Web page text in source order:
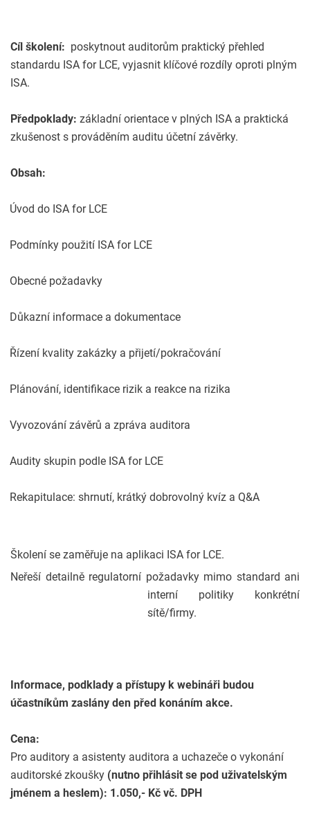
Cíl školení: poskytnout auditorům praktický přehled
standardu ISA for LCE, vyjasnit klíčové rozdíly oproti plným
ISA.
Předpoklady: základní orientace v plných ISA a praktická
zkušenost s prováděním auditu účetní závěrky.
Obsah:
Úvod do ISA for LCE
Podmínky použití ISA for LCE
Obecné požadavky
Důkazní informace a dokumentace
Řízení kvality zakázky a přijetí/pokračování
Plánování, identifikace rizik a reakce na rizika
Vyvozování závěrů a zpráva auditora
Audity skupin podle ISA for LCE
Rekapitulace: shrnutí, krátký dobrovolný kvíz a Q&A
Školení se zaměřuje na aplikaci ISA for LCE.
Neřeší detailně regulatorní požadavky mimo standard ani
interní politiky konkrétní
sítě/firmy.
Informace, podklady a přístupy k webináři budou
účastníkům zaslány den před konáním akce.
Cena:
Pro auditory a asistenty auditora a uchazeče o vykonání
auditorské zkoušky (nutno přihlásit se pod uživatelským
jménem a heslem): 1.050,- Kč vč. DPH